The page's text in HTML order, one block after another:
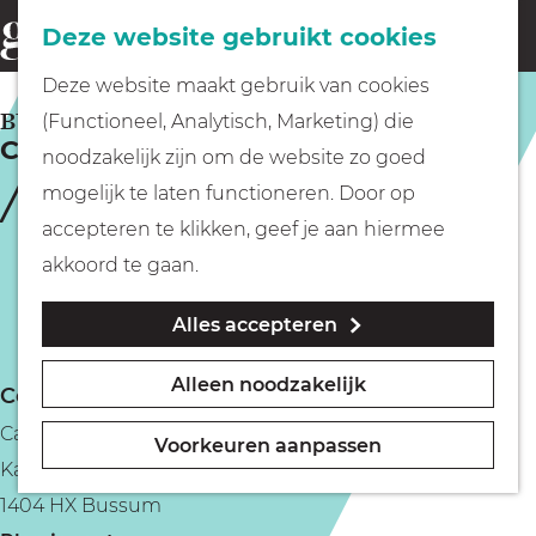
Deze website gebruikt cookies
Deze website maakt gebruik van cookies
(Functioneel, Analytisch, Marketing) die
noodzakelijk zijn om de website zo goed
mogelijk te laten functioneren. Door op
accepteren te klikken, geef je aan hiermee
akkoord te gaan.
Alles accepteren
Alleen noodzakelijk
Voorkeuren aanpassen
G
a
n
a
o
m
e
p
Fietsen
Wandelen
Geocachen
Naar het museum
o
e
k
e
n
Café-Restaurant Nobel
BUSSUM
Contact
Café- Restaurant Nobel
Kapelstraat 24
1404 HX Bussum